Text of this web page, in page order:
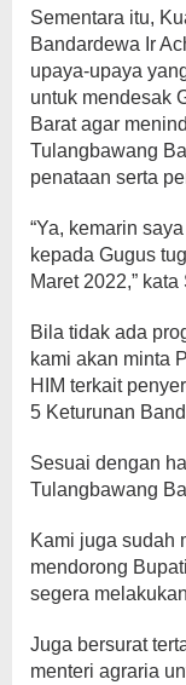
Sementara itu,
Bandardewa Ir
upaya-upaya
untuk mendesak
Barat agar
Tulangbawang
penataan serta
“Ya, kemarin
kepada Gugus
Maret 2022,”
Bila tidak ada
kami akan minta
HIM terkait
5 Keturunan
Sesuai dengan
Tulangbawang
Kami juga sudah
mendorong
segera
Juga bersurat
menteri agraria